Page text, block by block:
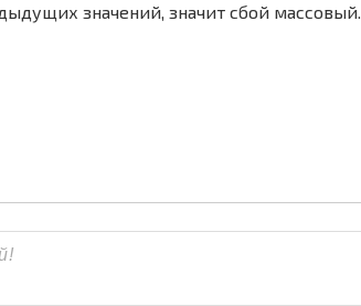
значений, значит сбой массовый.